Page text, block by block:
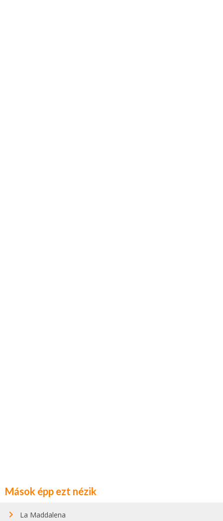
Mások épp ezt nézik
La Maddalena